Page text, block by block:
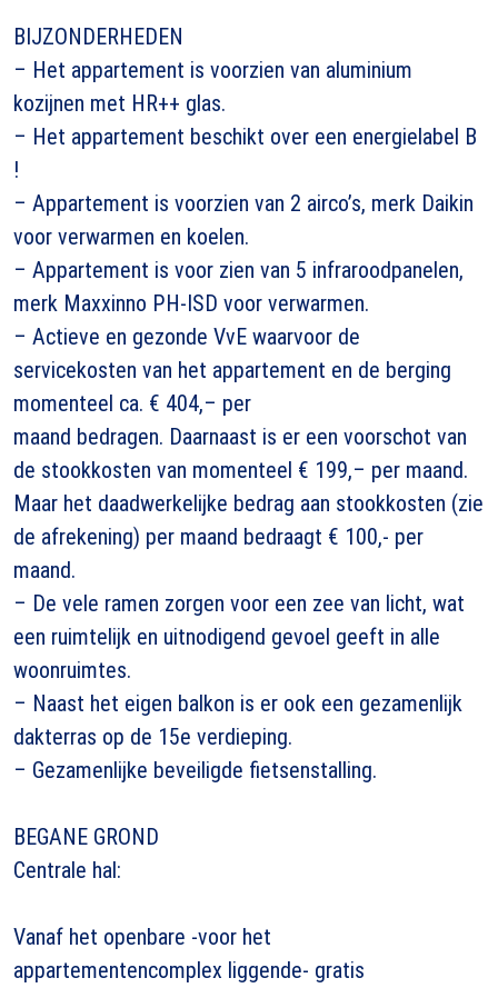
BIJZONDERHEDEN
– Het appartement is voorzien van aluminium
kozijnen met HR++ glas.
– Het appartement beschikt over een energielabel B
!
– Appartement is voorzien van 2 airco’s, merk Daikin
voor verwarmen en koelen.
– Appartement is voor zien van 5 infraroodpanelen,
merk Maxxinno PH-ISD voor verwarmen.
– Actieve en gezonde VvE waarvoor de
servicekosten van het appartement en de berging
momenteel ca. € 404,– per
maand bedragen. Daarnaast is er een voorschot van
de stookkosten van momenteel € 199,– per maand.
Maar het daadwerkelijke bedrag aan stookkosten (zie
de afrekening) per maand bedraagt € 100,- per
maand.
– De vele ramen zorgen voor een zee van licht, wat
een ruimtelijk en uitnodigend gevoel geeft in alle
woonruimtes.
– Naast het eigen balkon is er ook een gezamenlijk
dakterras op de 15e verdieping.
– Gezamenlijke beveiligde fietsenstalling.
BEGANE GROND
Centrale hal:
Vanaf het openbare -voor het
appartementencomplex liggende- gratis